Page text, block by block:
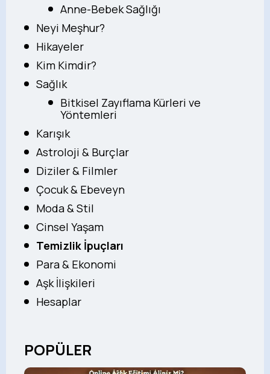
Anne-Bebek Sağlığı
Neyi Meşhur?
Hikayeler
Kim Kimdir?
Sağlık
Bitkisel Zayıflama Kürleri ve
Yöntemleri
Karışık
Astroloji & Burçlar
Diziler & Filmler
Çocuk & Ebeveyn
Moda & Stil
Cinsel Yaşam
Temizlik İpuçları
Para & Ekonomi
Aşk İlişkileri
Hesaplar
POPÜLER